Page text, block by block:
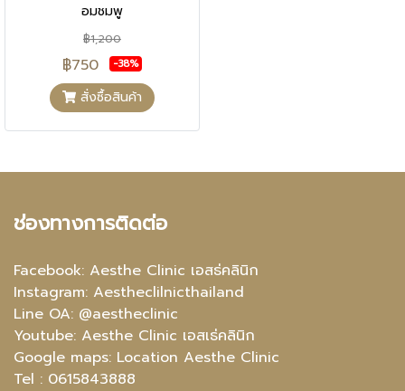
อมชมพู
฿1,200
฿750 -38%
สั่งซื้อสินค้า
ช่องทางการติดต่อ
Facebook: Aesthe Clinic เอสธ่คลินิก
Instagram: Aestheclilnicthailand
Line OA: @aestheclinic
Youtube: Aesthe Clinic เอสเธ่คลินิก
Google maps: Location Aesthe Clinic
Tel : 0615843888